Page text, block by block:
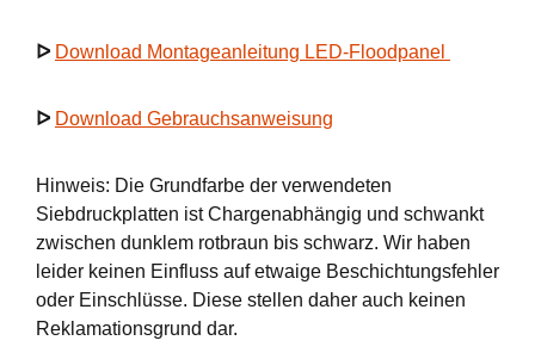
ᐅ Download Montageanleitung LED-Floodpanel
ᐅ Download Gebrauchsanweisung
Hinweis: Die Grundfarbe der verwendeten
Siebdruckplatten ist Chargenabhängig und schwankt
zwischen dunklem rotbraun bis schwarz. Wir haben
leider keinen Einfluss auf etwaige Beschichtungsfehler
oder Einschlüsse. Diese stellen daher auch keinen
Reklamationsgrund dar.